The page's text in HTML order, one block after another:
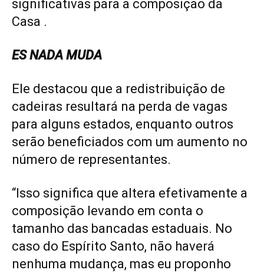
significativas para a composição da
Casa .
ES NADA MUDA
Ele destacou que a redistribuição de
cadeiras resultará na perda de vagas
para alguns estados, enquanto outros
serão beneficiados com um aumento no
número de representantes.
“Isso significa que altera efetivamente a
composição levando em conta o
tamanho das bancadas estaduais. No
caso do Espírito Santo, não haverá
nenhuma mudança, mas eu proponho